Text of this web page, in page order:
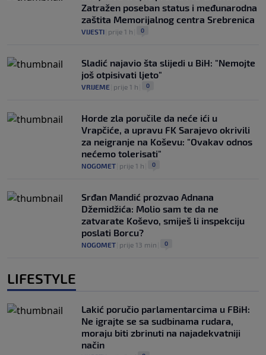
Zatražen poseban status i međunarodna
zaštita Memorijalnog centra Srebrenica
VIJESTI prije 1 h 0
Sladić najavio šta slijedi u BiH: "Nemojte
još otpisivati ljeto"
VRIJEME prije 1 h 0
Horde zla poručile da neće ići u
Vrapčiće, a upravu FK Sarajevo okrivili
za neigranje na Koševu: "Ovakav odnos
nećemo tolerisati"
NOGOMET prije 1 h 0
Srđan Mandić prozvao Adnana
Džemidžića: Molio sam te da ne
zatvarate Koševo, smiješ li inspekciju
poslati Borcu?
NOGOMET prije 13 min 0
LIFESTYLE
Lakić poručio parlamentarcima u FBiH:
Ne igrajte se sa sudbinama rudara,
moraju biti zbrinuti na najadekvatniji
način